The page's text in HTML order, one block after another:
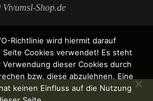
Shop.de
Richtlinie wird hiermit darauf
Cookies verwendet! Es steht
dieser Cookies durch
bzw. diese abzulehnen. Eine
keinen Einfluss auf die Nutzung